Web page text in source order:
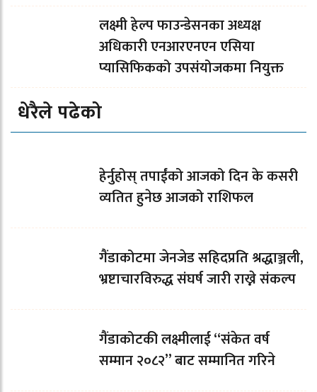
लक्ष्मी हेल्प फाउन्डेसनका अध्यक्ष
अधिकारी एनआरएनएन एसिया
प्यासिफिकको उपसंयोजकमा नियुक्त
धेरैले पढेको
हेर्नुहोस् तपाईंको आजको दिन के कसरी
व्यतित हुनेछ आजको राशिफल
गैंडाकोटमा जेनजेड सहिदप्रति श्रद्धाञ्जली,
भ्रष्टाचारविरुद्ध संघर्ष जारी राख्ने संकल्प
गैंडाकोटकी लक्ष्मीलाई “संकेत वर्ष
सम्मान २०८२” बाट सम्मानित गरिने